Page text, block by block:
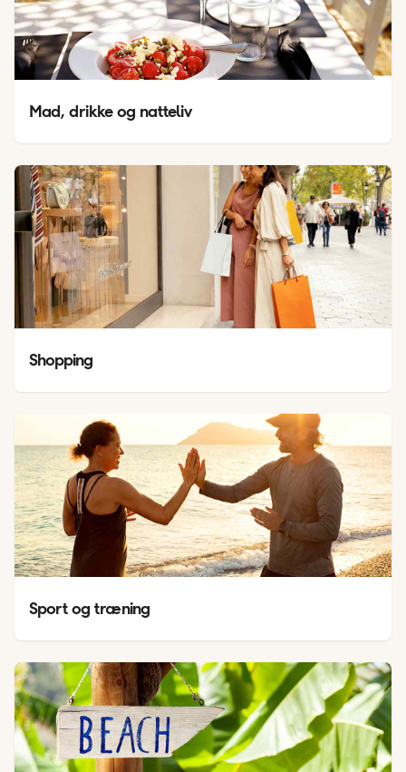
Mad, drikke og natteliv
Shopping
Sport og træning